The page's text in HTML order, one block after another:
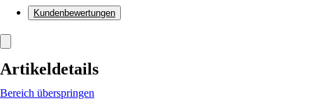
Kundenbewertungen
Artikeldetails
Bereich überspringen